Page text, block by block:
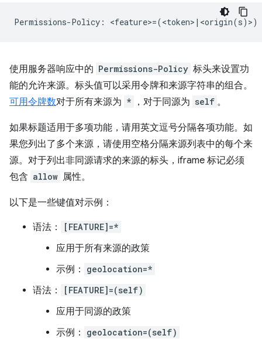
使用服务器响应中的 Permissions-Policy 标头来设置功
能的允许来源。标头值可以采用令牌和来源字符串的组合。
可用令牌数对于所有来源为 * ，对于同源为 self 。
如果标题适用于多项功能，请用英文逗号分隔各项功能。如
果您列出了多个来源，请使用空格分隔来源列表中的每个来
源。对于列出非同源请求的来源的标头，iframe 标记必须
包含 allow 属性。
以下是一些键值对示例：
语法： [FEATURE]=*
应用于所有来源的政策
示例：
geolocation=*
语法： [FEATURE]=(self)
应用于同源的政策
示例：
geolocation=(self)